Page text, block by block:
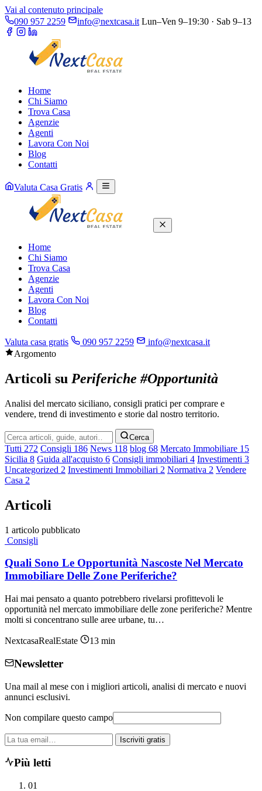
Vai al contenuto principale
090 957 2259
info@nextcasa.it Lun–Ven 9–19:30 · Sab 9–13
Home
Chi Siamo
Trova Casa
Agenzie
Agenti
Lavora Con Noi
Blog
Contatti
Valuta Casa Gratis
Home
Chi Siamo
Trova Casa
Agenzie
Agenti
Lavora Con Noi
Blog
Contatti
Valuta casa gratis 090 957 2259
info@nextcasa.it
Argomento
Articoli su Periferiche #Opportunità
Analisi del mercato siciliano, consigli pratici per comprare e
vendere, trend di investimento e storie dal nostro territorio.
Cerca
nel
blog
Cerca
Tutti 272 Consigli 186 News 118 blog 68 Mercato Immobiliare 15
Sicilia 8 Guida all'acquisto 6 Consigli immobiliari 4 Investimenti 3
Uncategorized 2 Investimenti Immobiliari 2 Normativa 2 Vendere
Casa 2
Articoli
1 articolo pubblicato
Consigli
Quali Sono Le Opportunità Nascoste Nel Mercato
Immobiliare Delle Zone Periferiche?
Hai mai pensato a quanto potrebbero rivelarsi profittevoli le
opportunità nel mercato immobiliare delle zone periferiche? Mentre
molti si concentrano sulle aree urbane, tu…
NextcasaRealEstate 13 min
Newsletter
Una mail al mese con i migliori articoli, analisi di mercato e nuovi
annunci esclusivi.
Non compilare questo campo
La
tua
email
Iscriviti gratis
Più letti
01